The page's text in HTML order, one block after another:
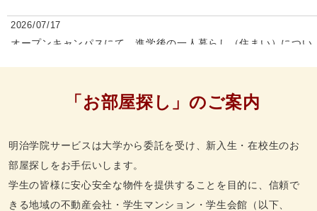
2026/07/17
オープンキャンパスにて、進学後の一人暮らし（住まい）につい
【横浜キャンパス】 8/1（土）・8/2（日） 会場：５号館
【白金キャンパス】 8/21（金）・8/22（土） 会場：本館北
ウイング2階 1254教室
2026/07/17
ベレンス館の相談会・見学会も
開催されます！
詳しくはこちらからご確認ください
2026/05/27
「お部屋探し」のご案内
明治学院サービスは大学から委託を受け、新入生・在校生のお
部屋探しをお手伝いします。
学生の皆様に安心安全な物件を提供することを目的に、信頼で
きる地域の不動産会社・学生マンション・学生会館（以下、